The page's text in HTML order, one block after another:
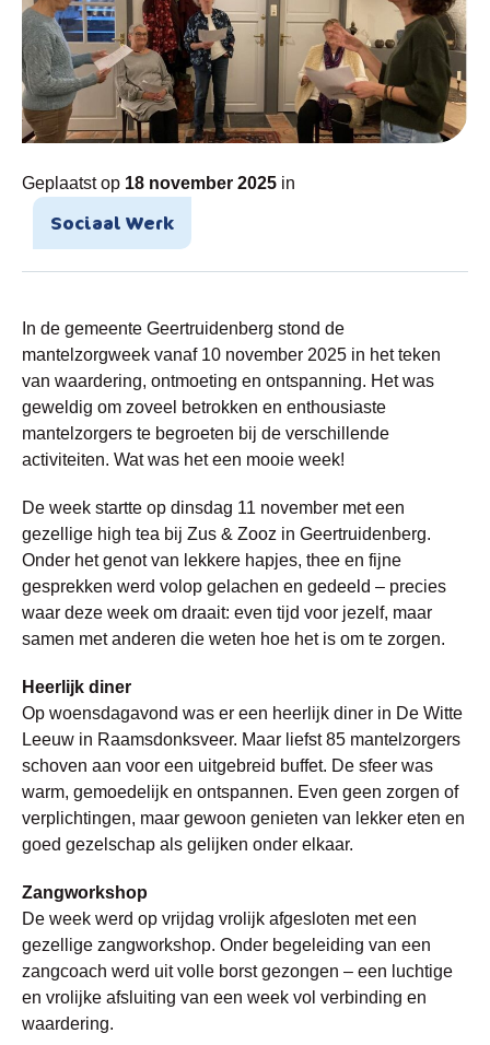
Geplaatst op 18 november 2025 in
Sociaal Werk
In de gemeente Geertruidenberg stond de
mantelzorgweek vanaf 10 november 2025 in het teken
van waardering, ontmoeting en ontspanning. Het was
geweldig om zoveel betrokken en enthousiaste
mantelzorgers te begroeten bij de verschillende
activiteiten. Wat was het een mooie week!
De week startte op dinsdag 11 november met een
gezellige high tea bij Zus & Zooz in Geertruidenberg.
Onder het genot van lekkere hapjes, thee en fijne
gesprekken werd volop gelachen en gedeeld – precies
waar deze week om draait: even tijd voor jezelf, maar
samen met anderen die weten hoe het is om te zorgen.
Heerlijk diner
Op woensdagavond was er een heerlijk diner in De Witte
Leeuw in Raamsdonksveer. Maar liefst 85 mantelzorgers
schoven aan voor een uitgebreid buffet. De sfeer was
warm, gemoedelijk en ontspannen. Even geen zorgen of
verplichtingen, maar gewoon genieten van lekker eten en
goed gezelschap als gelijken onder elkaar.
Zangworkshop
De week werd op vrijdag vrolijk afgesloten met een
gezellige zangworkshop. Onder begeleiding van een
zangcoach werd uit volle borst gezongen – een luchtige
en vrolijke afsluiting van een week vol verbinding en
waardering.